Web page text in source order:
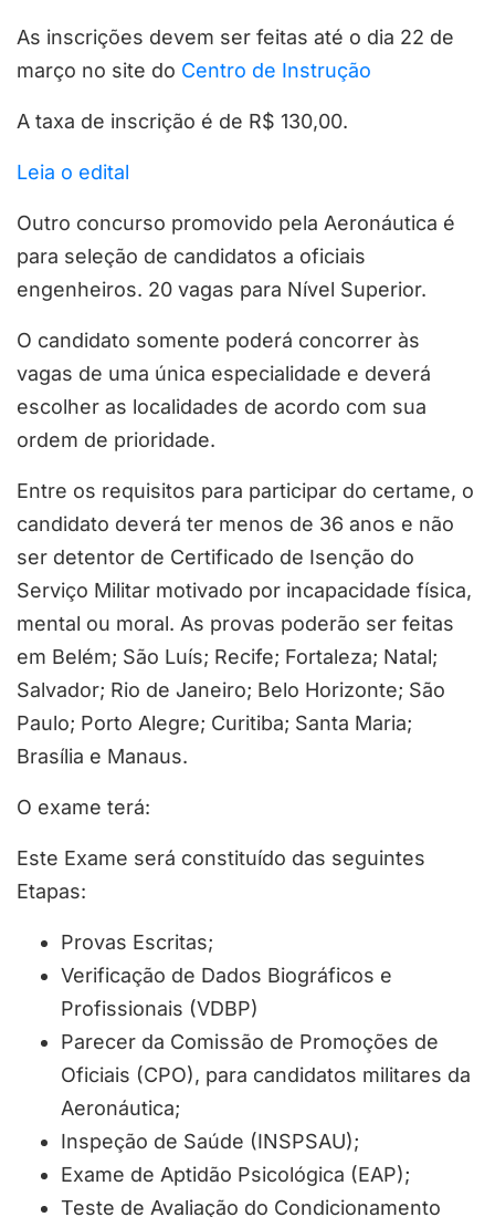
As inscrições devem ser feitas até o dia 22 de
março no site do Centro de Instrução
A taxa de inscrição é de R$ 130,00.
Leia o edital
Outro concurso promovido pela Aeronáutica é
para seleção de candidatos a oficiais
engenheiros. 20 vagas para Nível Superior.
O candidato somente poderá concorrer às
vagas de uma única especialidade e deverá
escolher as localidades de acordo com sua
ordem de prioridade.
Entre os requisitos para participar do certame, o
candidato deverá ter menos de 36 anos e não
ser detentor de Certificado de Isenção do
Serviço Militar motivado por incapacidade física,
mental ou moral. As provas poderão ser feitas
em Belém; São Luís; Recife; Fortaleza; Natal;
Salvador; Rio de Janeiro; Belo Horizonte; São
Paulo; Porto Alegre; Curitiba; Santa Maria;
Brasília e Manaus.
O exame terá:
Este Exame será constituído das seguintes
Etapas:
Provas Escritas;
Verificação de Dados Biográficos e
Profissionais (VDBP)
Parecer da Comissão de Promoções de
Oficiais (CPO), para candidatos militares da
Aeronáutica;
Inspeção de Saúde (INSPSAU);
Exame de Aptidão Psicológica (EAP);
Teste de Avaliação do Condicionamento